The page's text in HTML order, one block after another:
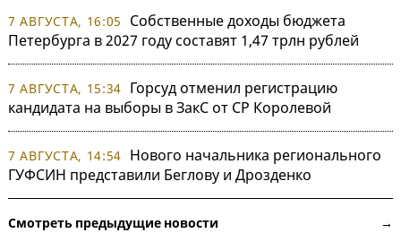
7 АВГУСТА, 16:05
Собственные доходы бюджета
Петербурга в 2027 году составят 1,47 трлн рублей
7 АВГУСТА, 15:34 Горсуд отменил регистрацию
кандидата на выборы в ЗакС от СР Королевой
7 АВГУСТА, 14:54 Нового начальника регионального
ГУФСИН представили Беглову и Дрозденко
Смотреть предыдущие новости →